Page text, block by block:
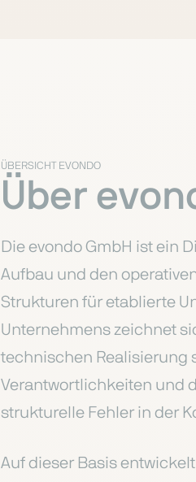
ÜBERSICHT EVONDO
Über
Die evondo GmbH ist ein
Aufbau und den
Strukturen für etablierte
Unternehmens zeichnet
technischen Realisierung
Verantwortlichkeiten und
strukturelle Fehler in der
Auf dieser Basis